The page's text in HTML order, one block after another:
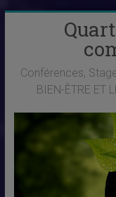
Conférences,
BIEN-ÊTRE ET